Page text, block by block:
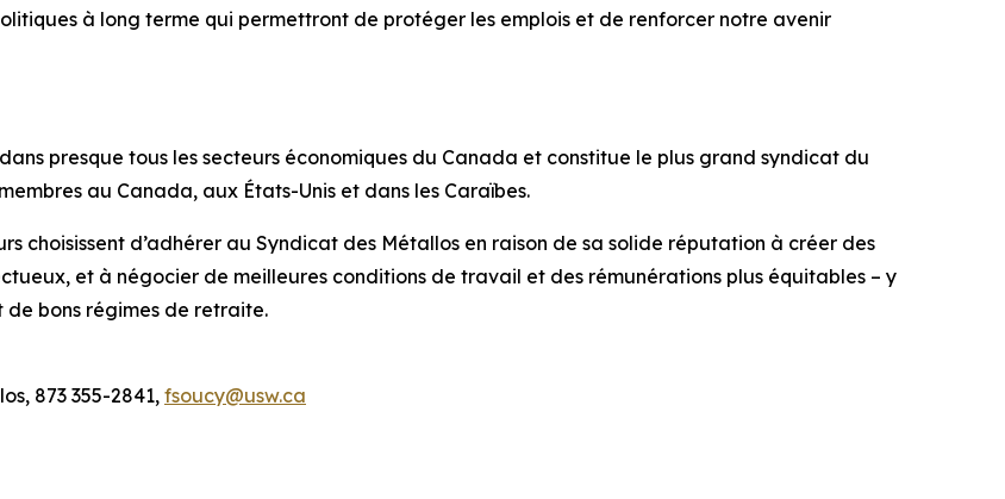
à long terme qui permettront de protéger les emplois et de renforcer notre avenir
presque tous les secteurs économiques du Canada et constitue le plus grand syndicat du
au Canada, aux États-Unis et dans les Caraïbes.
choisissent d’adhérer au Syndicat des Métallos en raison de sa solide réputation à créer des
et à négocier de meilleures conditions de travail et des rémunérations plus équitables – y
de bons régimes de retraite.
873 355-2841,fsoucy@usw.ca